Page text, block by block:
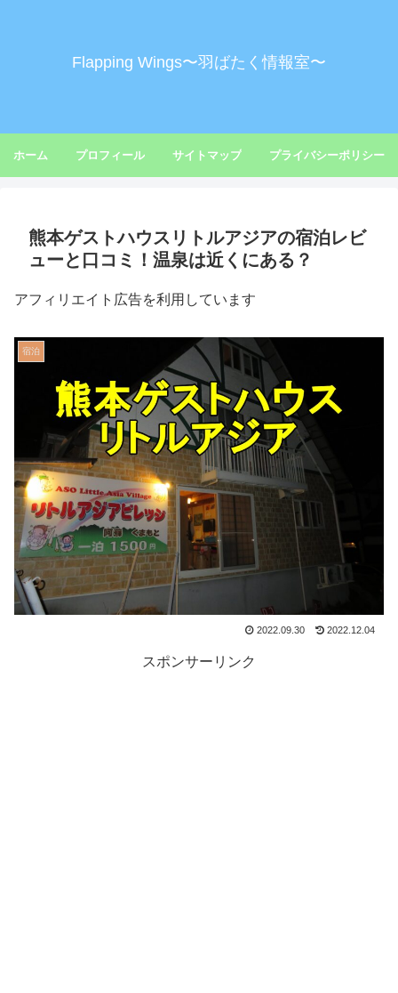
Flapping Wings〜羽ばたく情報室〜
ホーム プロフィール サイトマップ プライバシーポリシー
熊本ゲストハウスリトルアジアの宿泊レビ
ューと口コミ！温泉は近くにある？
アフィリエイト広告を利用しています
宿泊
2022.09.30 2022.12.04
スポンサーリンク